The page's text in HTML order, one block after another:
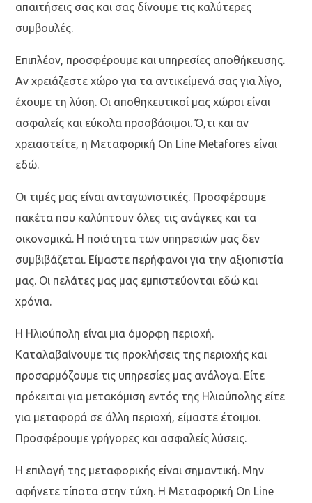
απαιτήσεις σας και σας δίνουμε τις καλύτερες
συμβουλές.
Επιπλέον, προσφέρουμε και υπηρεσίες αποθήκευσης.
Αν χρειάζεστε χώρο για τα αντικείμενά σας για λίγο,
έχουμε τη λύση. Οι αποθηκευτικοί μας χώροι είναι
ασφαλείς και εύκολα προσβάσιμοι. Ό,τι και αν
χρειαστείτε, η Μεταφορική On Line Metafores είναι
εδώ.
Οι τιμές μας είναι ανταγωνιστικές. Προσφέρουμε
πακέτα που καλύπτουν όλες τις ανάγκες και τα
οικονομικά. Η ποιότητα των υπηρεσιών μας δεν
συμβιβάζεται. Είμαστε περήφανοι για την αξιοπιστία
μας. Οι πελάτες μας μας εμπιστεύονται εδώ και
χρόνια.
Η Ηλιούπολη είναι μια όμορφη περιοχή.
Καταλαβαίνουμε τις προκλήσεις της περιοχής και
προσαρμόζουμε τις υπηρεσίες μας ανάλογα. Είτε
πρόκειται για μετακόμιση εντός της Ηλιούπολης είτε
για μεταφορά σε άλλη περιοχή, είμαστε έτοιμοι.
Προσφέρουμε γρήγορες και ασφαλείς λύσεις.
Η επιλογή της μεταφορικής είναι σημαντική. Μην
αφήνετε τίποτα στην τύχη. Η Μεταφορική On Line